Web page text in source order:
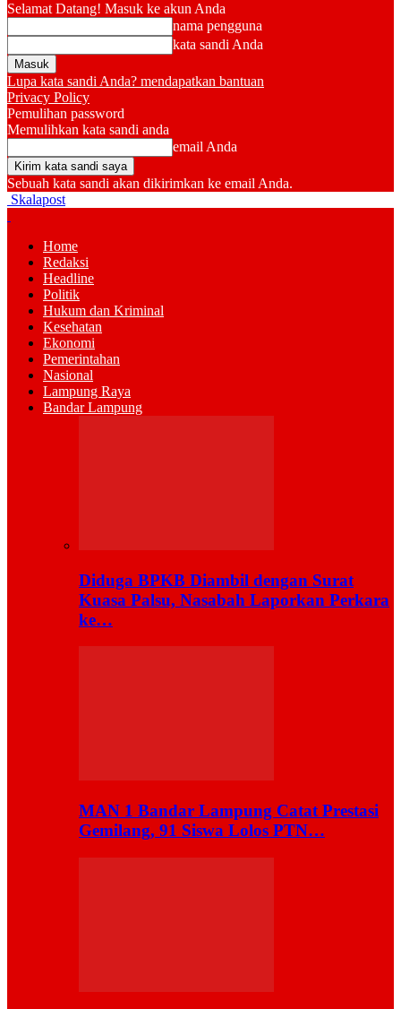
Selamat Datang! Masuk ke akun Anda
nama pengguna
kata sandi Anda
Lupa kata sandi Anda? mendapatkan bantuan
Privacy Policy
Pemulihan password
Memulihkan kata sandi anda
email Anda
Sebuah kata sandi akan dikirimkan ke email Anda.
Skalapost
Home
Redaksi
Headline
Politik
Hukum dan Kriminal
Kesehatan
Ekonomi
Pemerintahan
Nasional
Lampung Raya
Bandar Lampung
Diduga BPKB Diambil dengan Surat
Kuasa Palsu, Nasabah Laporkan Perkara
ke…
MAN 1 Bandar Lampung Catat Prestasi
Gemilang, 91 Siswa Lolos PTN…